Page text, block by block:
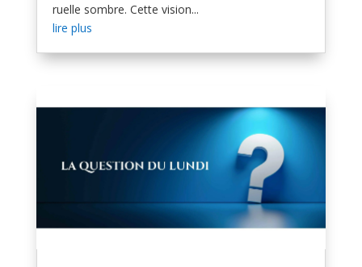
ruelle sombre. Cette vision...
lire plus